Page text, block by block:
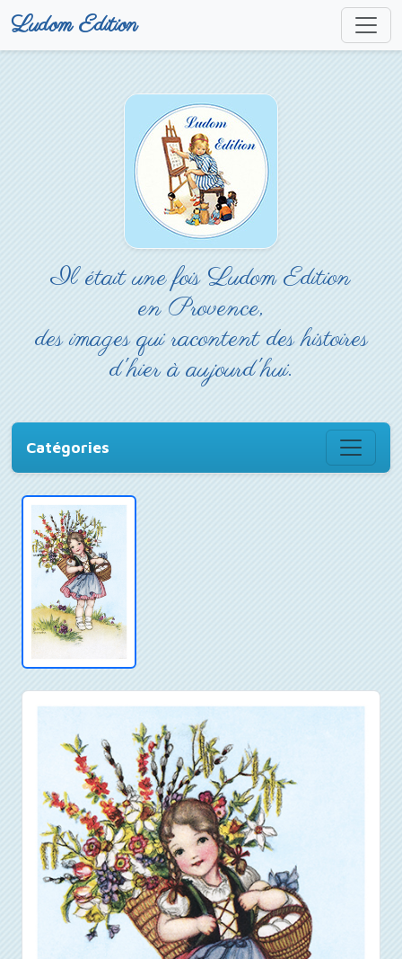
Ludom Edition
Il était une fois Ludom Edition
en Provence,
des images qui racontent des histoires
d'hier à aujourd'hui.
Catégories